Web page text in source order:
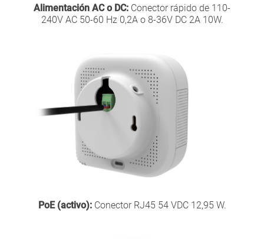
Alimentación AC o DC: Conector rápido de 110-
240V AC 50-60 Hz 0,2A o 8-36V DC 2A 10W.
PoE (activo):Conector RJ45 54 VDC 12,95 W.